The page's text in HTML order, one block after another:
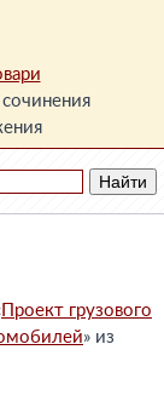
сочинения
Проект грузового
» из